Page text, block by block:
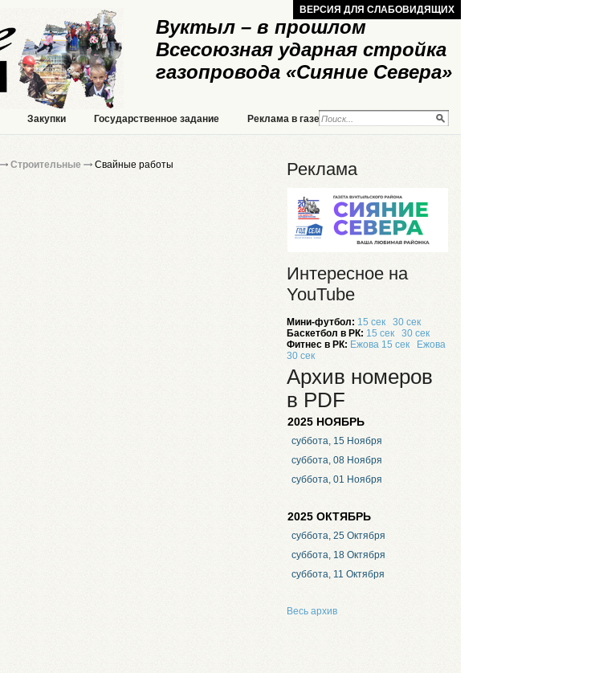
Вуктыл – в прошлом
Всесоюзная ударная стройка
газопровода «Сияние Севера»
ВЕРСИЯ ДЛЯ СЛАБОВИДЯЩИХ
Закупки Государственное задание Реклама в газете Реклама на сайте
Строительные Свайные работы Реклама
Интересное на
YouTube
Мини-футбол: 15 сек
30 сек
Баскетбол в РК: 15 сек
30 сек
Фитнес в РК: Ежова 15 сек
Ежова
30 сек
Архив номеров
в PDF
2025 НОЯБРЬ
суббота, 15 Ноября
суббота, 08 Ноября
суббота, 01 Ноября
2025 ОКТЯБРЬ
суббота, 25 Октября
суббота, 18 Октября
суббота, 11 Октября
Весь архив